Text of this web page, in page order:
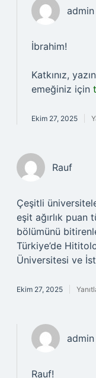
admin
İbrahim!
Katkınız,
emeğiniz için
Ekim 27, 2025
Rauf
Çeşitli
eşit ağırlık
bölümünü
Türkiye’de
Üniversitesi ve
Ekim 27, 2025
admin
Rauf!